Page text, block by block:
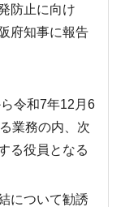
防止に向け
府知事に報告
令和7年12月6
業務の内、次
る役員となる
について勧誘